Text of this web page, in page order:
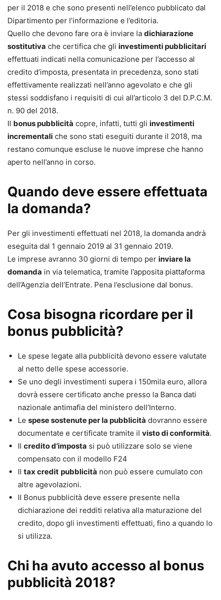
per il 2018 e che sono presenti nell’elenco pubblicato dal
Dipartimento per l’informazione e l’editoria.
Quello che devono fare ora è inviare la dichiarazione
sostitutiva che certifica che gli investimenti pubblicitari
effettuati indicati nella comunicazione per l’accesso al
credito d’imposta, presentata in precedenza, sono stati
effettivamente realizzati nell’anno agevolato e che gli
stessi soddisfano i requisiti di cui all’articolo 3 del D.P.C.M.
n. 90 del 2018.
Il bonus pubblicità copre, infatti, tutti gli investimenti
incrementali che sono stati eseguiti durante il 2018, ma
restano comunque escluse le nuove imprese che hanno
aperto nell’anno in corso.
Quando deve essere effettuata
la domanda?
Per gli investimenti effettuati nel 2018, la domanda andrà
eseguita dal 1 gennaio 2019 al 31 gennaio 2019.
Le imprese avranno 30 giorni di tempo per inviare la
domanda in via telematica, tramite l’apposita piattaforma
dell’Agenzia dell’Entrate. Pena l’esclusione dal bonus.
Cosa bisogna ricordare per il
bonus pubblicità?
Le spese legate alla pubblicità devono essere valutate
al netto delle spese accessorie.
Se uno degli investimenti supera i 150mila euro, allora
dovrà essere certificato anche presso la Banca dati
nazionale antimafia del ministero dell’Interno.
Le spese sostenute per la pubblicità dovranno essere
documentate e certificate tramite il visto di conformità.
Il credito d’imposta si può utilizzare solo se viene
compensato con il modello F24
Il tax credit pubblicità non può essere cumulato con
altre agevolazioni.
Il Bonus pubblicità deve essere presente nella
dichiarazione dei redditi relativa alla maturazione del
credito, dopo gli investimenti effettuati, fino a quando lo
si utilizza.
Chi ha avuto accesso al bonus
pubblicità 2018?